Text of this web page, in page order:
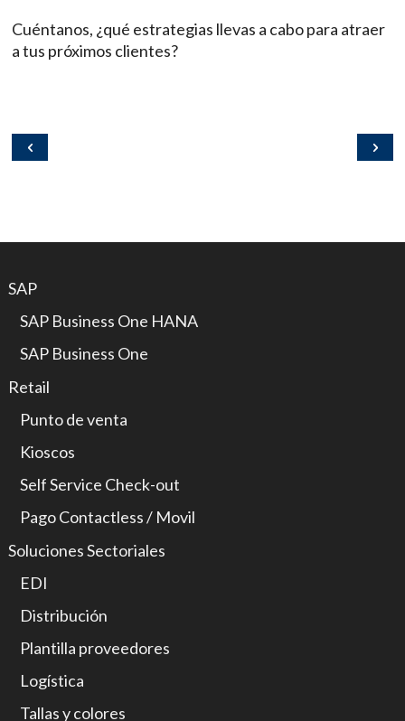
Cuéntanos, ¿qué estrategias llevas a cabo para atraer
a tus próximos clientes?
SAP
SAP Business One HANA
SAP Business One
Retail
Punto de venta
Kioscos
Self Service Check-out
Pago Contactless / Movil
Soluciones Sectoriales
EDI
Distribución
Plantilla proveedores
Logística
Tallas y colores